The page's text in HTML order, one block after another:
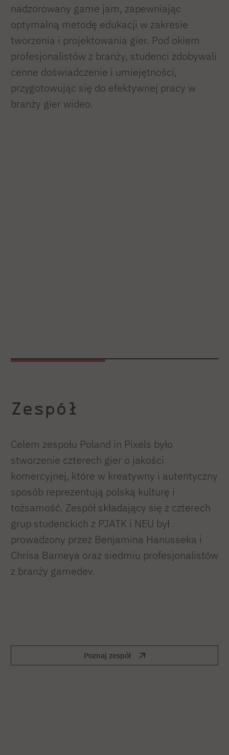
nadzorowany game jam, zapewniając
optymalną metodę edukacji w zakresie
tworzenia i projektowania gier. Pod okiem
profesjonalistów z branży, studenci zdobywali
cenne doświadczenie i umiejętności,
przygotowując się do efektywnej pracy w
branży gier wideo.
Zespół
Celem zespołu Poland in Pixels było
stworzenie czterech gier o jakości
komercyjnej, które w kreatywny i autentyczny
sposób reprezentują polską kulturę i
tożsamość. Zespół składający się z czterech
grup studenckich z PJATK i NEU był
prowadzony przez Benjamina Hanusseka i
Chrisa Barneya oraz siedmiu profesjonalistów
z branży gamedev.
Poznaj zespół